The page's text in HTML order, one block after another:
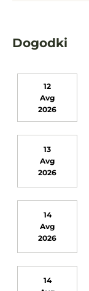
Dogodki
12
Avg
2026
13
Avg
2026
14
Avg
2026
14